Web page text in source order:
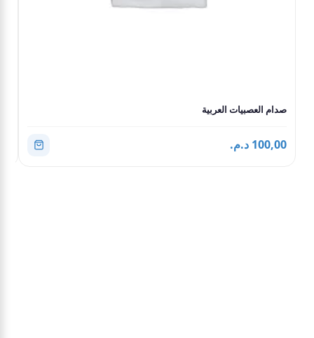
صدام العصبيات العربية
100,00 د.م.